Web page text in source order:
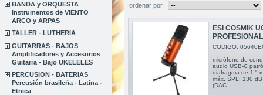
BANDA y ORQUESTA
Instrumentos de VIENTO
ARCO y ARPAS
TALLER - LUTHERIA
GUITARRAS - BAJOS
Amplificadores y Accesorios
Guitarra - Bajo UKELELES
PERCUSION - BATERIAS
Percusión brasileña - Latina -
Etnica
ordenar por
ESI COSMIK
CODIGO:
micrófono de
audio USB-C
diafragma de 1 "
máx. SPL: 130
(DAC...